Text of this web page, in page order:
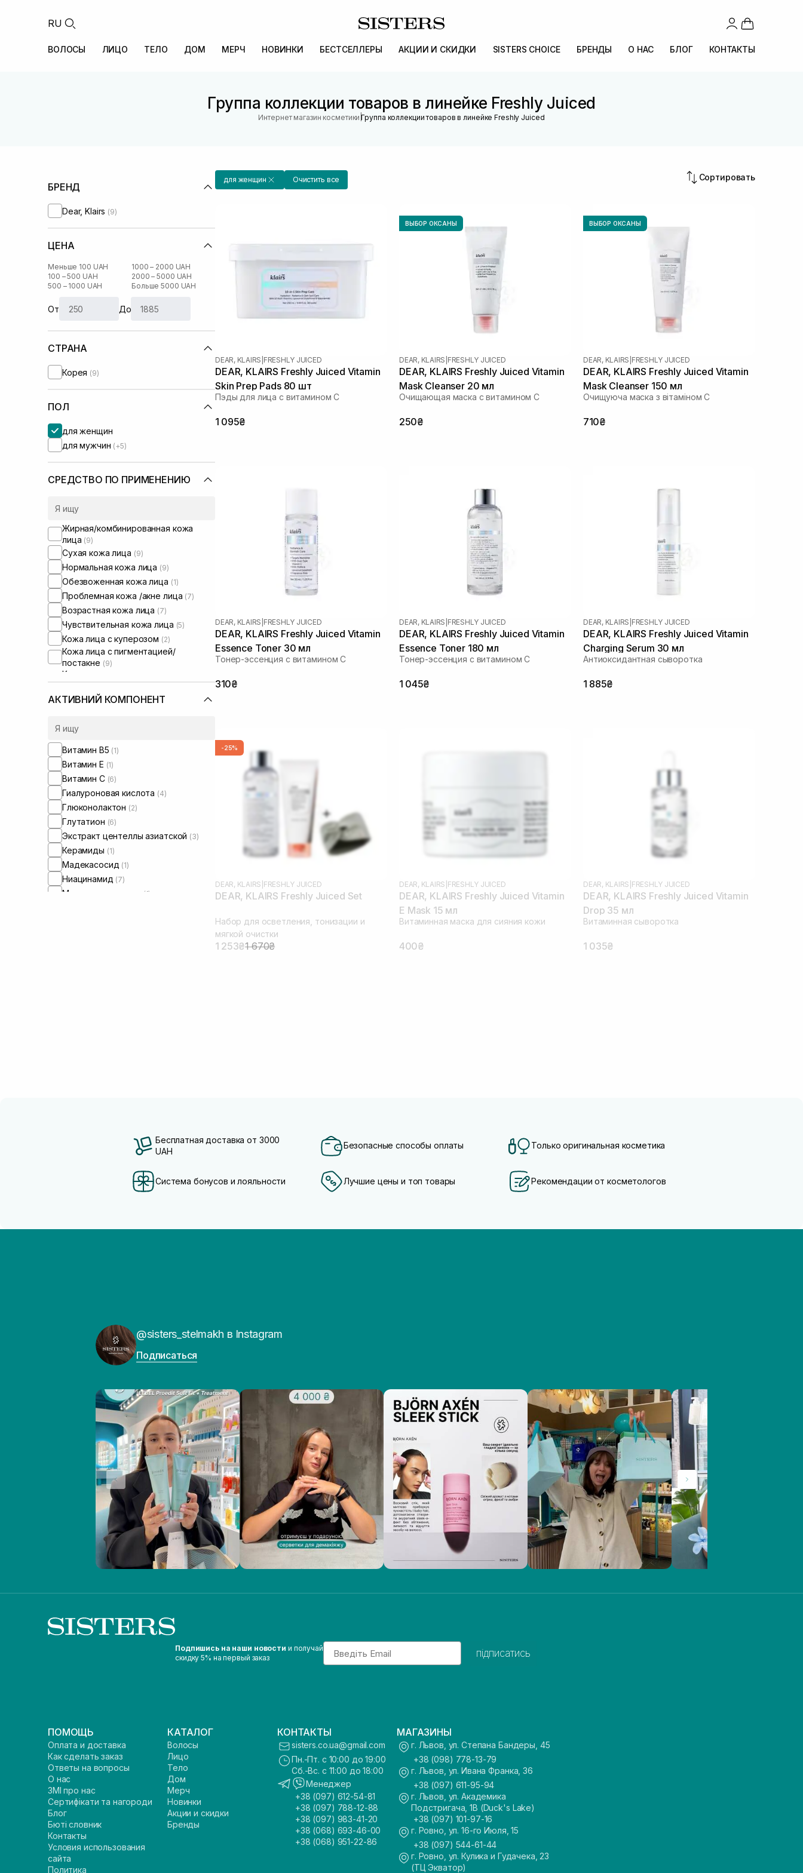
RU
ВОЛОСЫ ЛИЦО ТЕЛО ДОМ МЕРЧ НОВИНКИ БЕСТСЕЛЛЕРЫ АКЦИИ И СКИДКИ SISTERS CHOICE БРЕНДЫ О НАС БЛОГ КОНТАКТЫ
Группа коллекции товаров в линейке Freshly Juiced
Интернет магазин косметики |Группа коллекции товаров в линейке Freshly Juiced
БРЕНД
Dear, Klairs (9)
ЦЕНА
Меньше 100 UAH
100 – 500 UAH
500 – 1000 UAH
1000 – 2000 UAH
2000 – 5000 UAH
Больше 5000 UAH
От До
СТРАНА
Корея (9)
ПОЛ
для женщин
для мужчин (+5)
СРЕДСТВО ПО ПРИМЕНЕНИЮ
Жирная/комбинированная кожа
лица (9)
Сухая кожа лица (9)
Нормальная кожа лица (9)
Обезвоженная кожа лица (1)
Проблемная кожа /акне лица (7)
Возрастная кожа лица (7)
Чувствительная кожа лица (5)
Кожа лица с куперозом (2)
Кожа лица с пигментацией/
постакне (9)
Кожа лица с расширенными порами
АКТИВНИЙ КОМПОНЕНТ
Витамин B5 (1)
Витамин Е (1)
Витамин C (6)
Гиалуроновая кислота (4)
Глюконолактон (2)
Глутатион (6)
Экстракт центеллы азиатской (3)
Керамиды (1)
Мадекасосид (1)
Ниацинамид (7)
Масло цитрусовых (1)
для женщин Очистить все Сортировать
DEAR, KLAIRS FRESHLY JUICED
DEAR, KLAIRS Freshly Juiced Vitamin
Skin Prep Pads 80 шт
Пэды для лица с витамином C
1 095₴
ВЫБОР ОКСАНЫ
DEAR, KLAIRS FRESHLY JUICED
DEAR, KLAIRS Freshly Juiced Vitamin
Mask Cleanser 20 мл
Очищающая маска с витамином C
250₴
ВЫБОР ОКСАНЫ
DEAR, KLAIRS FRESHLY JUICED
DEAR, KLAIRS Freshly Juiced Vitamin
Mask Cleanser 150 мл
Очищуюча маска з вітаміном С
710₴
DEAR, KLAIRS FRESHLY JUICED
DEAR, KLAIRS Freshly Juiced Vitamin
Essence Toner 30 мл
Тонер-эссенция с витамином C
310₴
DEAR, KLAIRS FRESHLY JUICED
DEAR, KLAIRS Freshly Juiced Vitamin
Essence Toner 180 мл
Тонер-эссенция с витамином C
1 045₴
DEAR, KLAIRS FRESHLY JUICED
DEAR, KLAIRS Freshly Juiced Vitamin
Charging Serum 30 мл
Антиоксидантная сыворотка
1 885₴
-25%
DEAR, KLAIRS FRESHLY JUICED
DEAR, KLAIRS Freshly Juiced Set
Набор для осветления, тонизации и
мягкой очистки
1 253₴1 670₴
DEAR, KLAIRS FRESHLY JUICED
DEAR, KLAIRS Freshly Juiced Vitamin
E Mask 15 мл
Витаминная маска для сияния кожи
400₴
DEAR, KLAIRS FRESHLY JUICED
DEAR, KLAIRS Freshly Juiced Vitamin
Drop 35 мл
Витаминная сыворотка
1 035₴
Бесплатная доставка от 3000
UAH
Безопасные способы оплаты Только оригинальная косметика
Система бонусов и лояльности Лучшие цены и топ товары Рекомендации от косметологов
@sisters_stelmakh в Instagram
Подписаться
Подпишись на наши новости и получай
скидку 5% на первый заказ
Email
підписатись
ПОМОЩЬ
Оплата и доставка
Как сделать заказ
Ответы на вопросы
О нас
ЗМІ про нас
Сертифікати та нагороди
Блог
Бюті словник
Контакты
Условия использования
сайта
Политика
КАТАЛОГ
Волосы
Лицо
Тело
Дом
Мерч
Новинки
Акции и скидки
Бренды
КОНТАКТЫ
sisters.co.ua@gmail.com
Пн.-Пт. с 10:00 до 19:00
Сб.-Вс. с 11:00 до 18:00
Менеджер
+38 (097) 612-54-81
+38 (097) 788-12-88
+38 (097) 983-41-20
+38 (068) 693-46-00
+38 (068) 951-22-86
МАГАЗИНЫ
г. Львов, ул. Степана Бандеры, 45
+38 (098) 778-13-79
г. Львов, ул. Ивана Франка, 36
+38 (097) 611-95-94
г. Львов, ул. Академика
Подстригача, 1В (Duck's Lake)
+38 (097) 101-97-16
г. Ровно, ул. 16-го Июля, 15
+38 (097) 544-61-44
г. Ровно, ул. Кулика и Гудачека, 23
(ТЦ Экватор)